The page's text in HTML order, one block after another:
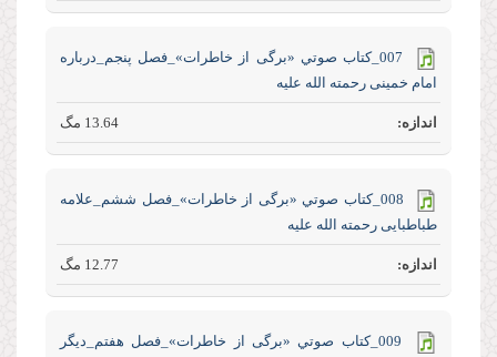
007_كتاب صوتي «برگی از خاطرات»_فصل پنجم_درباره
امام خمینی رحمته الله علیه
13.64 مگ
008_كتاب صوتي «برگی از خاطرات»_فصل ششم_علامه
طباطبایی رحمته الله علیه
12.77 مگ
009_كتاب صوتي «برگی از خاطرات»_فصل هفتم_دیگر